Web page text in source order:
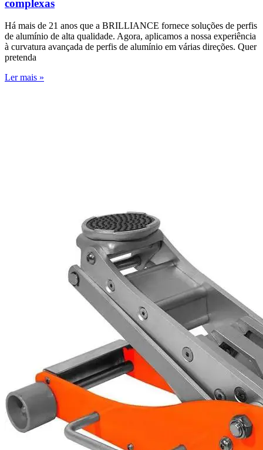
complexas
Há mais de 21 anos que a BRILLIANCE fornece soluções de perfis
de alumínio de alta qualidade. Agora, aplicamos a nossa experiência
à curvatura avançada de perfis de alumínio em várias direções. Quer
pretenda
Ler mais »